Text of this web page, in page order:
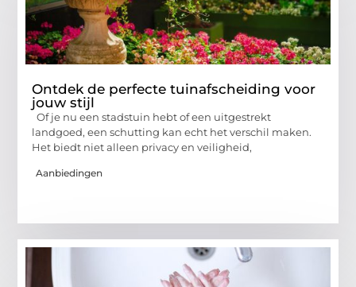
Ontdek de perfecte tuinafscheiding voor
jouw stijl
Of je nu een stadstuin hebt of een uitgestrekt
landgoed, een schutting kan echt het verschil maken.
Het biedt niet alleen privacy en veiligheid,
Aanbiedingen